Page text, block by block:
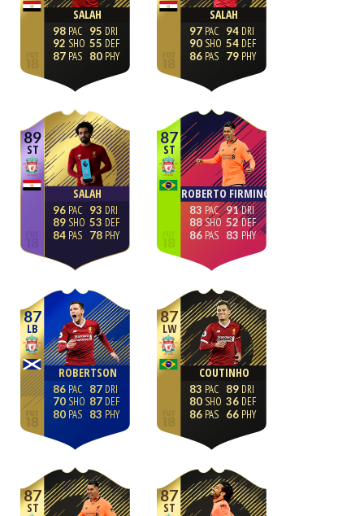
SALAH
98
92
87
95
55
80
SALAH
97
90
86
94
54
79
89
ST
SALAH
96
89
84
93
53
78
87
ST
ROBERTO FIRMINO
83
88
86
91
52
83
87
LB
ROBERTSON
86
70
80
87
87
83
87
LW
COUTINHO
83
80
86
89
36
66
87
ST
87
ST